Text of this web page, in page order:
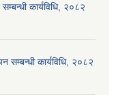
कार्यविधि, २०८२
सम्बन्धी कार्यविधि, २०८२